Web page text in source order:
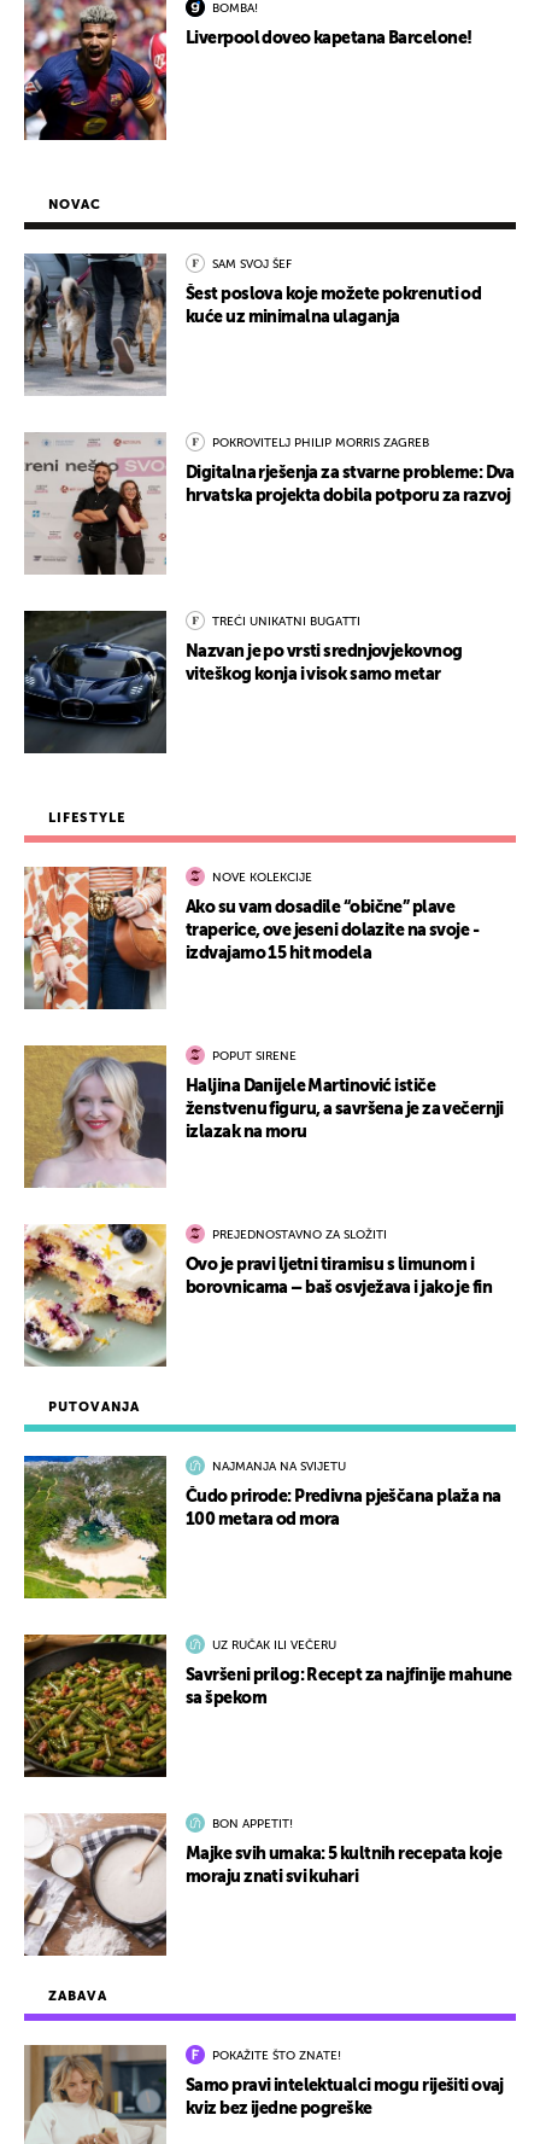
ZABAVA
POKAŽITE ŠTO ZNATE!
Samo pravi intelektualci mogu riješiti ovaj
kviz bez ijedne pogreške
BOMBA!
Liverpool doveo kapetana Barcelone!
PUTOVANJA
NAJMANJA NA SVIJETU
Čudo prirode: Predivna pješčana plaža na
100 metara od mora
UZ RUČAK ILI VEČERU
Savršeni prilog: Recept za najfinije mahune
sa špekom
BON APPETIT!
Majke svih umaka: 5 kultnih recepata koje
moraju znati svi kuhari
NOVAC
SAM SVOJ ŠEF
Šest poslova koje možete pokrenuti od
kuće uz minimalna ulaganja
POKROVITELJ PHILIP MORRIS ZAGREB
Digitalna rješenja za stvarne probleme: Dva
hrvatska projekta dobila potporu za razvoj
TREĆI UNIKATNI BUGATTI
Nazvan je po vrsti srednjovjekovnog
viteškog konja i visok samo metar
LIFESTYLE
NOVE KOLEKCIJE
Ako su vam dosadile “obične” plave
traperice, ove jeseni dolazite na svoje -
izdvajamo 15 hit modela
POPUT SIRENE
Haljina Danijele Martinović ističe
ženstvenu figuru, a savršena je za večernji
izlazak na moru
PREJEDNOSTAVNO ZA SLOŽITI
Ovo je pravi ljetni tiramisu s limunom i
borovnicama – baš osvježava i jako je fin